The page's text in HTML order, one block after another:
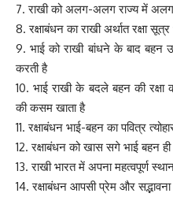
7. राखी को अलग-अलग राज्य में
8. रक्षाबंधन का राखी अर्थात रक्षा
9. भाई को राखी बांधने के बाद बहन
करती है
10. भाई राखी के बदले बहन की
की कसम खाता है
11. रक्षाबंधन भाई-बहन का पवित्र
12. रक्षाबंधन को खास सगे भाई बहन ही
13. राखी भारत में अपना महत्वपूर्ण
14. रक्षाबंधन आपसी प्रेम और सद्भावना